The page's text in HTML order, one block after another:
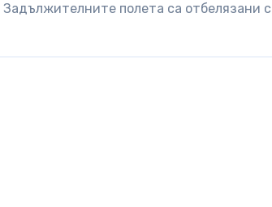
Задължителните полета са отбелязани с